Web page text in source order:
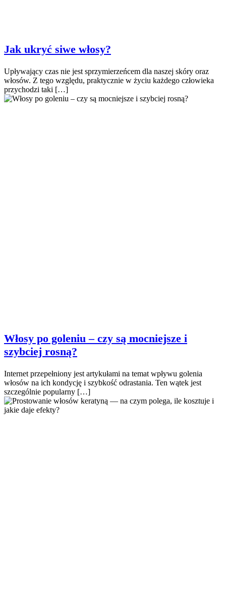
Jak ukryć siwe włosy?
Upływający czas nie jest sprzymierzeńcem dla naszej skóry oraz
włosów. Z tego względu, praktycznie w życiu każdego człowieka
przychodzi taki […]
Włosy po goleniu – czy są mocniejsze i
szybciej rosną?
Internet przepełniony jest artykułami na temat wpływu golenia
włosów na ich kondycję i szybkość odrastania. Ten wątek jest
szczególnie popularny […]